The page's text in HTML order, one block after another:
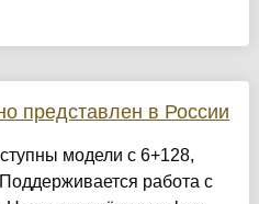
представлен в России
модели с 6+128,
работа с